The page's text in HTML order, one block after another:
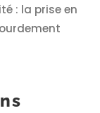
: la prise en